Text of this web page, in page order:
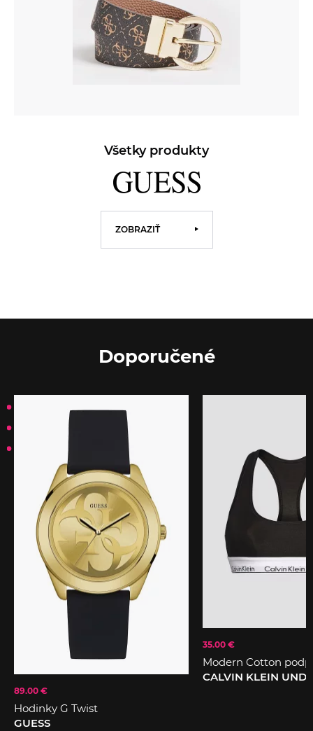
Všetky produkty
ZOBRAZIŤ
Doporučené
89.00 €
Hodinky G Twist
GUESS
35.00 €
Modern Cotton
CALVIN KLEIN